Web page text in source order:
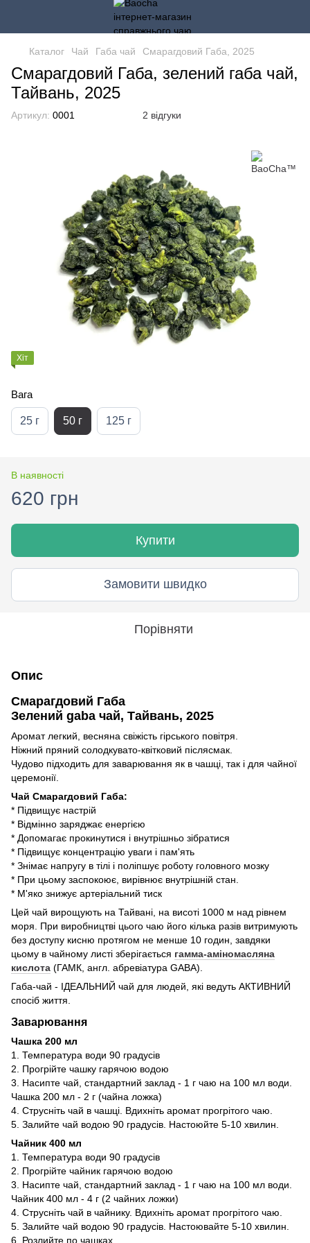
Каталог Чай Габа чай Смарагдовий Габа, 2025
Смарагдовий Габа, зелений габа чай,
Тайвань, 2025
Артикул: 0001 2 відгуки
Хіт
Вага
25 г 50 г 125 г
В наявності
620 грн
Купити
Замовити швидко
Порівняти
Опис
Смарагдовий Габа
Зелений gaba чай, Тайвань, 2025
Аромат легкий, весняна свіжість гірського повітря.
Ніжний пряний солодкувато-квітковий післясмак.
Чудово підходить для заварювання як в чашці, так і для чайної
церемонії.
Чай Смарагдовий Габа:
* Підвищує настрій
* Відмінно заряджає енергією
* Допомагає прокинутися і внутрішньо зібратися
* Підвищує концентрацію уваги і пам'ять
* Знімає напругу в тілі і поліпшує роботу головного мозку
* При цьому заспокоює, вирівнює внутрішній стан.
* М'яко знижує артеріальний тиск
Цей чай вирощують на Тайвані, на висоті 1000 м над рівнем
моря. При виробництві цього чаю його кілька разів витримують
без доступу кисню протягом не менше 10 годин, завдяки
цьому в чайному листі зберігається гамма-аміномасляна
кислота (ГАМК, англ. абревіатура GABA).
Габа-чай - ІДЕАЛЬНИЙ чай для людей, які ведуть АКТИВНИЙ
спосіб життя.
Заварювання
Чашка 200 мл
1. Температура води 90 градусів
2. Прогрійте чашку гарячою водою
3. Насипте чай, стандартний заклад - 1 г чаю на 100 мл води.
Чашка 200 мл - 2 г (чайна ложка)
4. Струсніть чай в чашці. Вдихніть аромат прогрітого чаю.
5. Залийте чай водою 90 градусів. Настоюйте 5-10 хвилин.
Чайник 400 мл
1. Температура води 90 градусів
2. Прогрійте чайник гарячою водою
3. Насипте чай, стандартний заклад - 1 г чаю на 100 мл води.
Чайник 400 мл - 4 г (2 чайних ложки)
4. Струсніть чай в чайнику. Вдихніть аромат прогрітого чаю.
5. Залийте чай водою 90 градусів. Настоювайте 5-10 хвилин.
6. Розлийте по чашках.